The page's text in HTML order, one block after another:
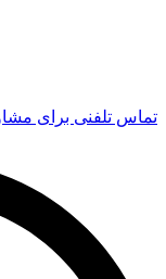
تماس تلفنی برای